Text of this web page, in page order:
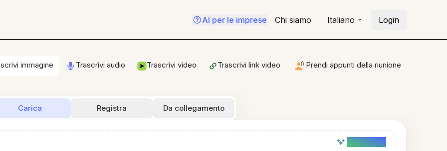
AI per le imprese Chi siamo Italiano Login
immagine Trascrivi audio Trascrivi video Trascrivi link video Prendi appunti della riunione
Carica Registra Da collegamento
AI powered